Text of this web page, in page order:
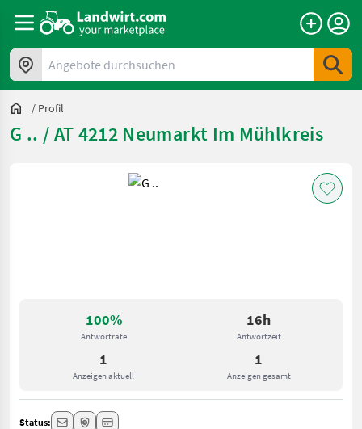
Angebote durchsuchen
/ Profil
G .. / AT 4212 Neumarkt Im Mühlkreis
100%
Antwortrate
16h
Antwortzeit
1
Anzeigen aktuell
1
Anzeigen gesamt
Status: